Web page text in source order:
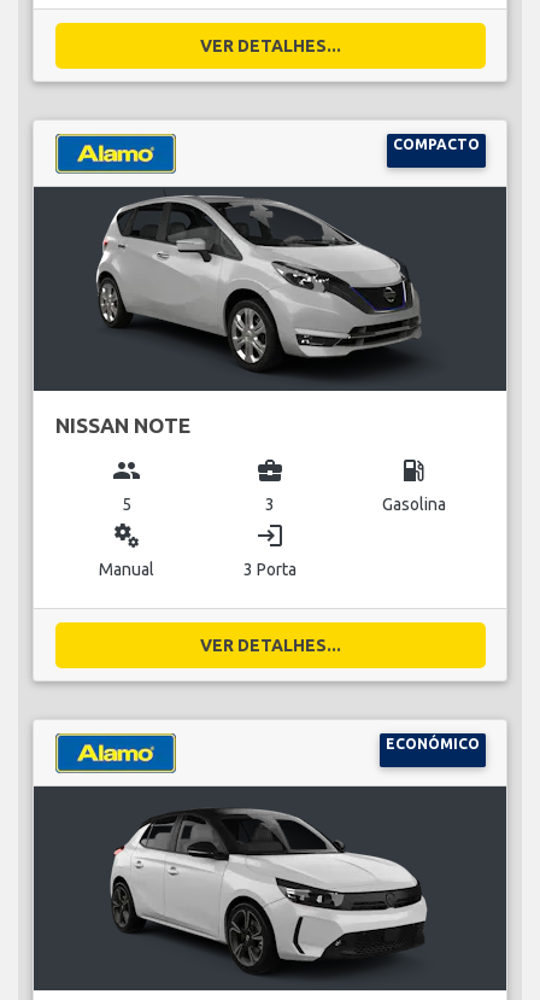
VER DETALHES...
COMPACTO
NISSAN NOTE
group
5
business_center
3
local_gas_station
Gasolina
miscellaneous_services
Manual
login
3 Porta
VER DETALHES...
ECONÓMICO